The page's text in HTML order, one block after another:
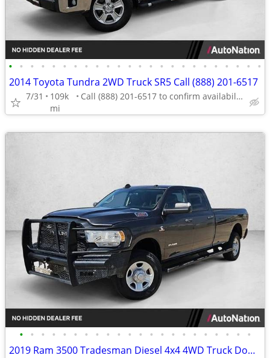
• • • • • • • • • • • • • • • • • • • • • • • •
2014 Toyota Tundra 2WD Truck SR5 Call (888) 201-6517
7/31
109k
mi
Call (888) 201-6517 to confirm availability - May 14th
• • • • • • • • • • • • • • • • • • • • • •
2019 Ram 3500 Tradesman Diesel 4x4 4WD Truck Dodge Crew cab AUTONATION